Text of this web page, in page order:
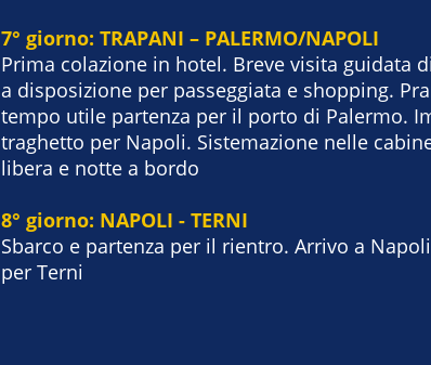
7° giorno: TRAPANI – PALERMO/NAPOLI
Prima colazione in hotel. Breve visita guidata
a disposizione per passeggiata e shopping.
tempo utile partenza per il porto di Palermo.
traghetto per Napoli. Sistemazione nelle
libera e notte a bordo
8° giorno: NAPOLI - TERNI
Sbarco e partenza per il rientro. Arrivo a
per Terni